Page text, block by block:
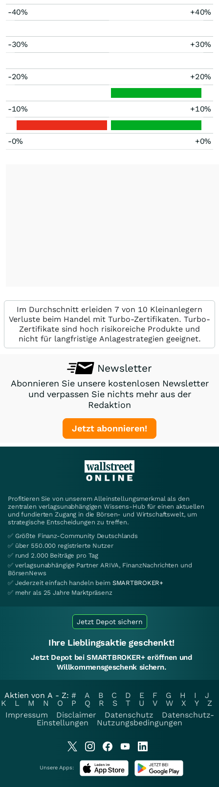
-40% +40%
-30% +30%
-20% +20%
-10% +10%
-0% +0%
Im Durchschnitt erleiden 7 von 10 Kleinanlegern
Verluste beim Handel mit Turbo-Zertifikaten. Turbo-
Zertifikate sind hoch risikoreiche Produkte und
nicht für langfristige Anlagestrategien geeignet.
Newsletter
Abonnieren Sie unsere kostenlosen Newsletter
und verpassen Sie nichts mehr aus der
Redaktion
Jetzt abonnieren!
Profitieren Sie von unserem Alleinstellungsmerkmal als den
zentralen verlagsunabhängigen Wissens-Hub für einen aktuellen
und fundierten Zugang in die Börsen- und Wirtschaftswelt, um
strategische Entscheidungen zu treffen.
✅ Größte Finanz-Community Deutschlands
✅ über 550.000 registrierte Nutzer
✅ rund 2.000 Beiträge pro Tag
✅ verlagsunabhängige Partner ARIVA, FinanzNachrichten und
BörsenNews
✅ Jederzeit einfach handeln beim SMARTBROKER+
✅ mehr als 25 Jahre Marktpräsenz
Jetzt Depot sichern
Ihre Lieblingsaktie geschenkt!
Jetzt Depot bei SMARTBROKER+ eröffnen und
Willkommensgeschenk sichern.
Aktien von A - Z: # A B C D E F G H I
J
K
L M N O P Q R S T U V W X Y
Z
Impressum
Disclaimer Datenschutz
Datenschutz-
Einstellungen
Nutzungsbedingungen
Unsere Apps: